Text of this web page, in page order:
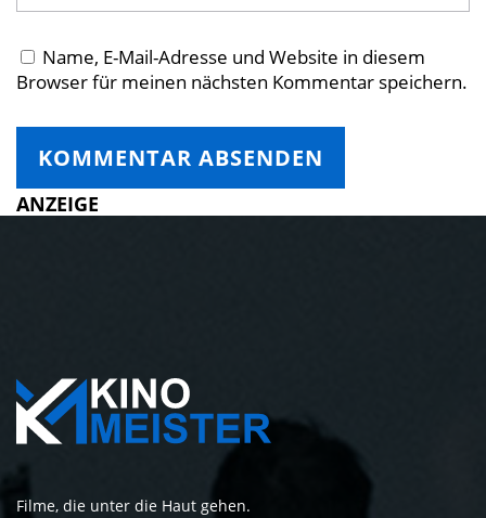
Name, E-Mail-Adresse und Website in diesem
Browser für meinen nächsten Kommentar speichern.
ANZEIGE
Filme, die unter die Haut gehen.